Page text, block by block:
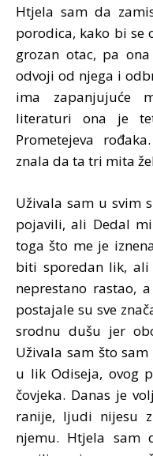
Htjela sam da
porodica, kako bi se
grozan otac, pa
odvoji od njega i
ima zapanjujuće
literaturi ona je
Prometejeva
znala da ta tri mita
Uživala sam u svim
pojavili, ali Dedal
toga što me je
biti sporedan lik,
neprestano rastao,
postajale su sve
srodnu dušu jer
Uživala sam što
u lik Odiseja, ovog
čovjeka. Danas je
ranije, ljudi nijesu
njemu. Htjela sam